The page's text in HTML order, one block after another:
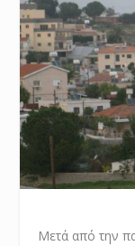
Μετά από την